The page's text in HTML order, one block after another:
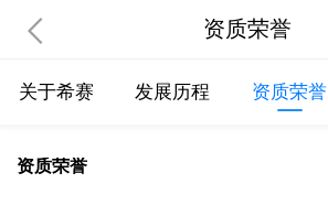
资质荣誉
关于希赛 发展历程 资质荣誉
资质荣誉